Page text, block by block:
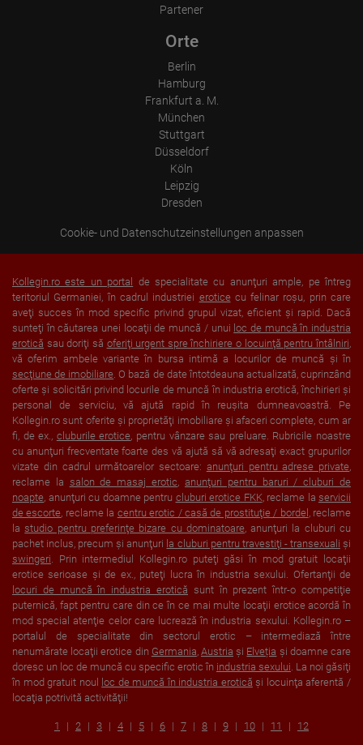
Partener
Orte
Berlin
Hamburg
Frankfurt a. M.
München
Stuttgart
Düsseldorf
Köln
Leipzig
Dresden
Cookie- und Datenschutzeinstellungen anpassen
Kollegin.ro este un portal de specialitate cu anunţuri ample, pe întreg
teritoriul Germaniei, în cadrul industriei eroticecu felinar roşu, prin care
aveţi succes în mod specific privind grupul vizat, eficient şi rapid. Dacă
sunteţi în căutarea unei locaţii de muncă / unui loc de muncă în industria
erotică sau doriţi să oferiţi urgent spre închiriere o locuinţă pentru întâlniri
vă oferim ambele variante în bursa intimă a locurilor de muncă şi în
secţiune de imobiliare . O bază de date întotdeauna actualizată, cuprinzând
oferte şi solicitări privind locurile de muncă în industria erotică, închirieri şi
personal de serviciu, vă ajută rapid în reuşita dumneavoastră. Pe
Kollegin.ro sunt oferite şi proprietăţi imobiliare şi afaceri complete, cum ar
fi, de ex., cluburile erotice , pentru vânzare sau preluare. Rubricile noastre
cu anunţuri frecventate foarte des vă ajută să vă adresaţi exact grupurilor
vizate din cadrul următoarelor sectoare: anunţuri pentru adrese private
reclame la salon de masaj erotic
anunţuri pentru baruri / cluburi de
noapte , anunţuri cu doamne pentru cluburi erotice FKK, reclame la servicii
de escorte , reclame la centru erotic / casă de prostituţie / bordel , reclame
lastudio pentru preferinţe bizare cu dominatoare, anunţuri la cluburi cu
pachet inclus, precum şi anunţuri la cluburi pentru travestiţi - transexuali şi
swingeri . Prin intermediul Kollegin.ro puteţi găsi în mod gratuit locaţii
erotice serioase şi de ex., puteţi lucra în industria sexului. Ofertanţii de
locuri de muncă în industria erotică sunt în prezent într-o competiţie
puternică, fapt pentru care din ce în ce mai multe locaţii erotice acordă în
mod special atenţie celor care lucrează în industria sexului. Kollegin.ro –
portalul de specialitate din sectorul erotic – intermediază între
nenumărate locaţii erotice din Germania ,Austria şi Elveția şi doamne care
doresc un loc de muncă cu specific erotic în industria sexului . La noi găsiţi
în mod gratuit noul loc de muncă în industria erotică şi locuinţa aferentă /
locaţia potrivită activităţii!
1 2 3 4 5 6 7 8 9 10 11 12